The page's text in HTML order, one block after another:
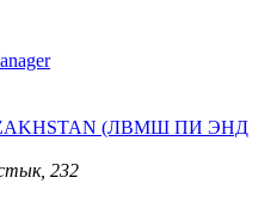
(ЛВМШ ПИ ЭНД
232